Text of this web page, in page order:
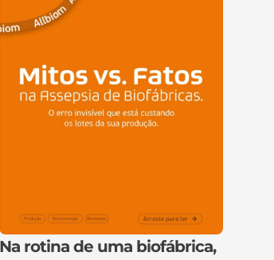
Na rotina de uma biofábrica,